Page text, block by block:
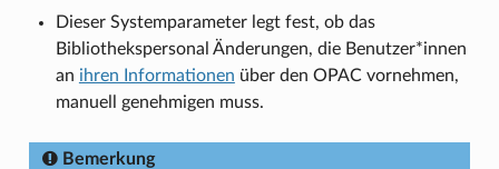
Dieser Systemparameter legt fest, ob das
Bibliothekspersonal Änderungen, die Benutzer*innen
an ihren Informationen über den OPAC vornehmen,
manuell genehmigen muss.
Bemerkung